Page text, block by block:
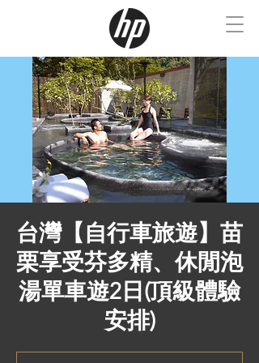
台灣【自行車旅遊】苗
栗享受芬多精、休閒泡
湯單車遊2日(頂級體驗
安排)